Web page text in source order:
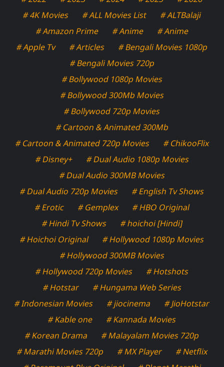
# 4K Movies
# ALL Movies List
# ALTBalaji
# Amazon Prime
# Anime
# Anime
# Apple Tv
# Articles
# Bengali Movies 1080p
# Bengali Movies 720p
# Bollywood 1080p Movies
# Bollywood 300Mb Movies
# Bollywood 720p Movies
# Cartoon & Animated 300Mb
# Cartoon & Animated 720p Movies
# ChikooFlix
# Disney+
# Dual Audio 1080p Movies
# Dual Audio 300MB Movies
# Dual Audio 720p Movies
# English Tv Shows
# Erotic
# Gemplex
# HBO Original
# Hindi Tv Shows
# hoichoi [Hindi]
# Hoichoi Original
# Hollywood 1080p Movies
# Hollywood 300MB Movies
# Hollywood 720p Movies
# Hotshots
# Hotstar
# Hungama Web Series
# Indonesian Movies
# jiocinema
# JioHotstar
# Kable one
# Kannada Movies
# Korean Drama
# Malayalam Movies 720p
# Marathi Movies 720p
# MX Player
# Netflix